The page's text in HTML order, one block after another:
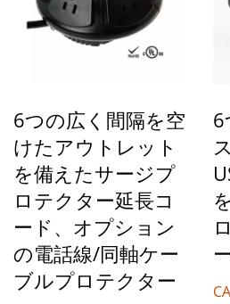
のブラケットクランプとネ
ジが付属しています。ブラ
壁取り付け、カウンタート
ップなど、さまざまな用途
にしっかりと取り付けるこ
とができ、デスクトップス
ペースを節約できます。
信頼できる電源が必要だけ
どスペースが限られている
とき、AHOKUオールイン
ます。 私たちの製品は厳
格なRoHS規格に準拠して
製造されており、AHOKU
ントを反映しています。...
6つの広く間隔を空
けたアウトレット
を備えたサージプ
ロテクター延長コ
ード、オプション
の電話線/同軸ケー
ブルプロテクター
6